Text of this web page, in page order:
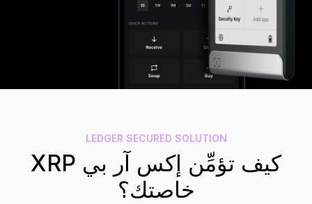
الملحقات
حلول الاسترداد
إصدارات محدودة
شاهد جميع المنتجات
مقارنة أجهزة توقيع LedgerLEDGER SECURED SOLUTION
كيف تؤمِّن إكس آر بي XRP
خاصتك؟